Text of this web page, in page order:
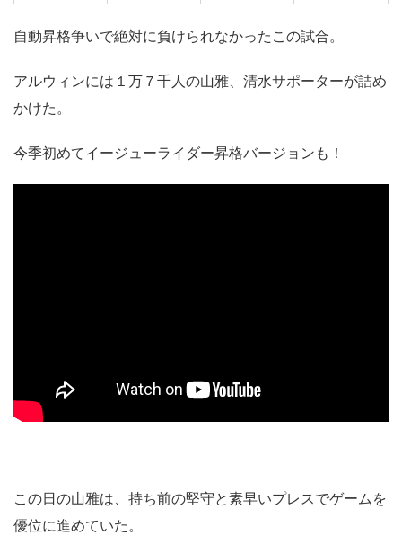
自動昇格争いで絶対に負けられなかったこの試合。
アルウィンには１万７千人の山雅、清水サポーターが詰め
かけた。
今季初めてイージューライダー昇格バージョンも！
この日の山雅は、持ち前の堅守と素早いプレスでゲームを
優位に進めていた。